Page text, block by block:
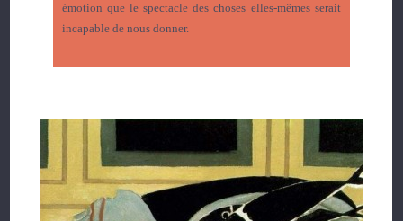
émotion que le spectacle des choses elles-mêmes serait
incapable de nous donner.